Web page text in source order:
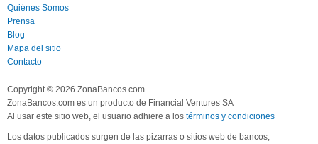
Quiénes Somos
Prensa
Blog
Mapa del sitio
Contacto
Copyright © 2026 ZonaBancos.com
ZonaBancos.com es un producto de Financial Ventures SA
Al usar este sitio web, el usuario adhiere a los términos y condiciones
Los datos publicados surgen de las pizarras o sitios web de bancos,